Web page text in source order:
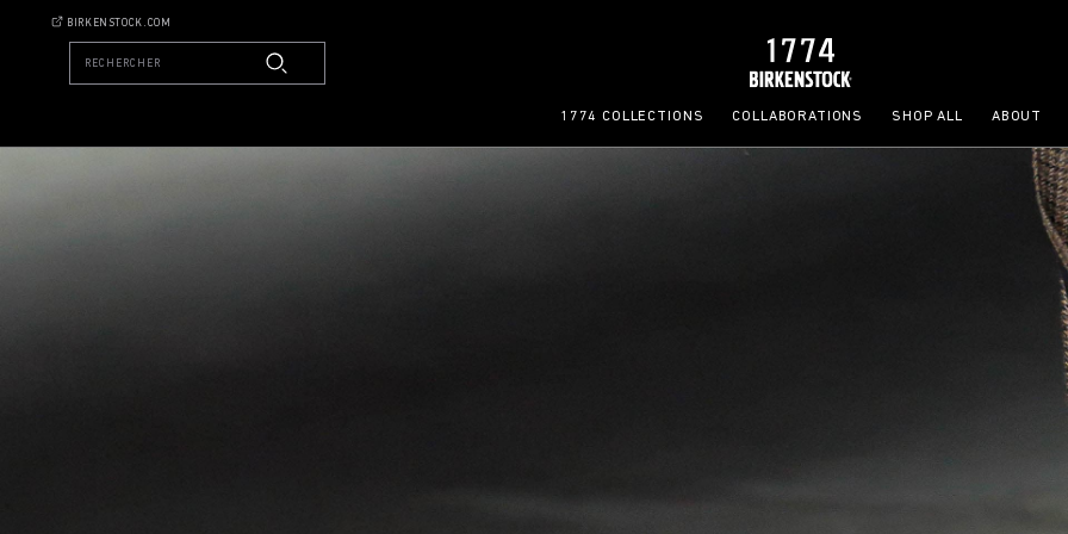
BIRKENSTOCK.COM
RECHERCHER
1774 COLLECTIONS COLLABORATIONS SHOP ALL ABOUT